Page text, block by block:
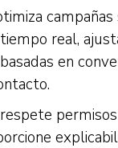
campañas
real,
en